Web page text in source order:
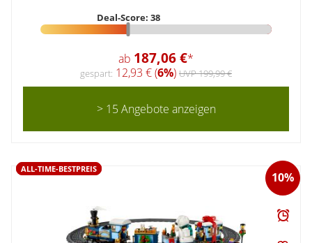
Deal-Score: 38
ab 187,06 €*
gespart: 12,93 € (6%) UVP 199,99 €
> 15 Angebote anzeigen
10%
ALL-TIME-BESTPREIS